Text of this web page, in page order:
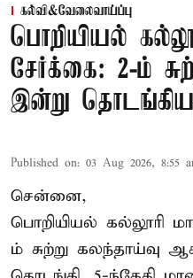
கல்வி&வேலைவாய்ப்பு
பொறியியல்
சேர்க்கை: 2-ம்
இன்று
Published on: 03 Aug 2026, 8:55
சென்னை,
பொறியியல் கல்லூரி
ம் சுற்று கலந்தாய்வு